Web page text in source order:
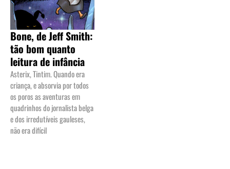
Bone, de Jeff Smith:
tão bom quanto
leitura de infância
Asterix, Tintim. Quando era
criança, e absorvia por todos
os poros as aventuras em
quadrinhos do jornalista belga
e dos irredutíveis gauleses,
não era difícil